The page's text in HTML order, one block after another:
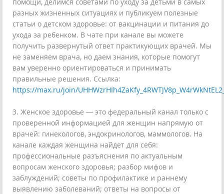
разных жизненных ситуациях и публикуем полезные
статьи о детском здоровье: от вакцинации и питания до
ухода за ребенком. В чате при канале вы можете
получить развернутый ответ практикующих врачей. Мы
не заменяем врача, но даем знания, которые помогут
вам уверенно ориентироваться и принимать
правильные решения. Ссылка:
https://max.ru/join/
3. Женское здоровье — это федеральный канал только с
проверенной информацией для женщин напрямую от
врачей: гинекологов, эндокринологов, маммологов. На
канале каждая женщина найдет для себя:
профессиональные разъяснения по актуальным
вопросам женского здоровья; разбор мифов и
заблуждений; советы по профилактике и раннему
выявлению заболеваний; ответы на вопросы от